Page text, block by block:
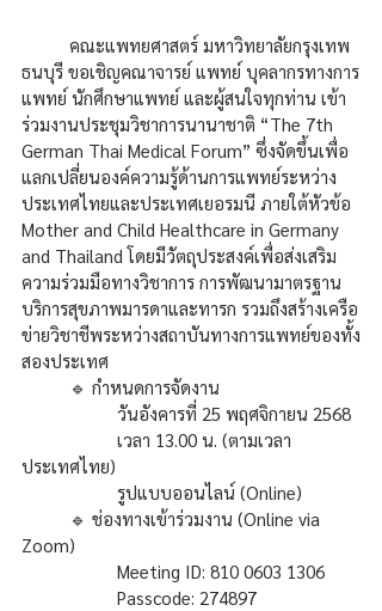
ธนบุรี ขอเชิญคณาจารย์ แพทย์ บุคลากรทางการ
แพทย์ นักศึกษาแพทย์ และผู้สนใจทุกท่าน เข้า
ร่วมงานประชุมวิชาการนานาชาติ “The 7th
German Thai Medical Forum” ซึ่งจัดขึ้นเพื่อ
แลกเปลี่ยนองค์ความรู้ด้านการแพทย์ระหว่าง
ประเทศไทยและประเทศเยอรมนี ภายใต้หัวข้อ
Mother and Child Healthcare in Germany
and Thailand โดยมีวัตถุประสงค์เพื่อส่งเสริม
ความร่วมมือทางวิชาการ การพัฒนามาตรฐาน
บริการสุขภาพมารดาและทารก รวมถึงสร้างเครือ
ข่ายวิชาชีพระหว่างสถาบันทางการแพทย์ของทั้ง
สองประเทศ
	🔹 กำหนดการจัดงาน
		วันอังคารที่ 25 พฤศจิกายน 2568
ประเทศไทย)
		รูปแบบออนไลน์ (Online)
Zoom)
		Meeting ID: 810 0603 1306
		Passcode: 274897